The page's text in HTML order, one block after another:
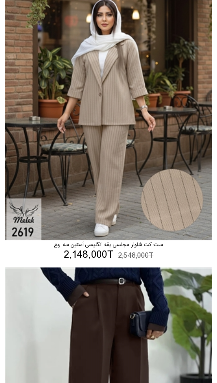
ست کت شلوار مجلسی یقه انگلیسی آستین سه ربع
2,548,000T
2,148,000T